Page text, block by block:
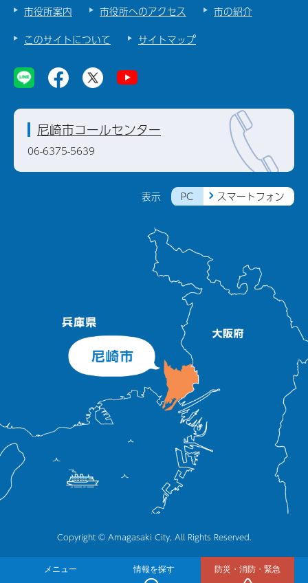
メニュー 情報を探す 防災・消防・緊急
市役所案内 市役所へのアクセス
市の紹介
このサイトについて
サイトマップ
表示 PC スマートフォン
尼崎市コールセンター
06-6375-5639
Copyright © Amagasaki City, All Rights Reserved.